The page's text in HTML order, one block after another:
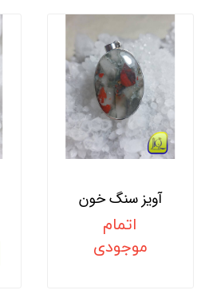
آویز سنگ خون
اتمام
موجودی